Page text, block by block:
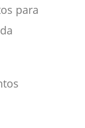
para